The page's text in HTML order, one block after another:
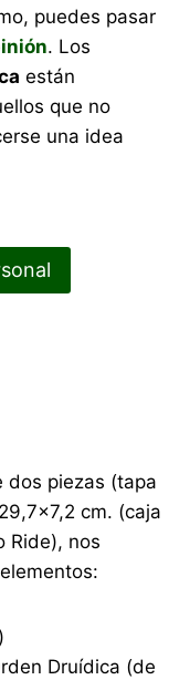
puedes pasar
. Los
están
que no
una idea
dos piezas (tapa
cm. (caja
Ride), nos
Druídica (de